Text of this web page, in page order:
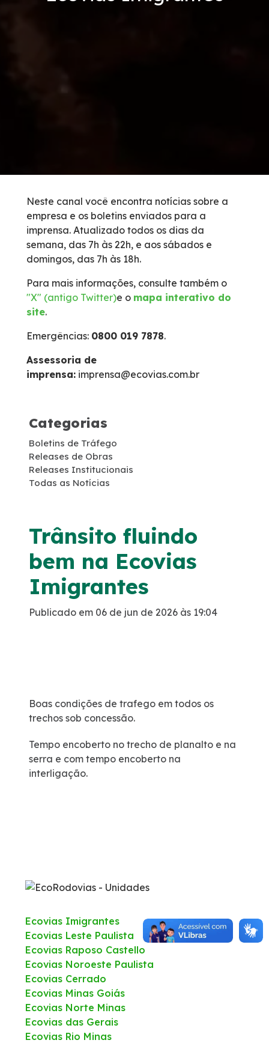
Telefones de Emergência
Cargas Especiais
Faixa de Domínio
Carta ao Usuário
Sustentabilidade
Projetos Socioambientais
Política de Gestão Integrada
Programa de Redução de Acidentes
EIA-RIMA Nova Ligação
Comercial
Dúvidas
Neste canal você encontra notícias sobre a
empresa e os boletins enviados para a
imprensa. Atualizado todos os dias da
semana, das 7h às 22h, e aos sábados e
domingos, das 7h às 18h.
Para mais informações, consulte também o
"X" (antigo Twitter)e o mapa interativo do
site.
Emergências: 0800 019 7878.
Assessoria de
imprensa: imprensa@ecovias.com.br
Categorias
Boletins de Tráfego
Releases de Obras
Releases Institucionais
Todas as Notícias
Trânsito fluindo
bem na Ecovias
Imigrantes
Publicado em 06 de jun de 2026 às 19:04
Boas condições de trafego em todos os
trechos sob concessão.
Tempo encoberto no trecho de planalto e na
serra e com tempo encoberto na
interligação.
Ecovias Imigrantes
Ecovias Leste Paulista
Ecovias Raposo Castello
Ecovias Noroeste Paulista
Ecovias Cerrado
Ecovias Minas Goiás
Ecovias Norte Minas
Ecovias das Gerais
Ecovias Rio Minas